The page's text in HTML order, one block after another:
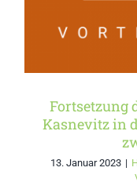
Fortsetzung
Kasnevitz in
13. Januar 2023 |